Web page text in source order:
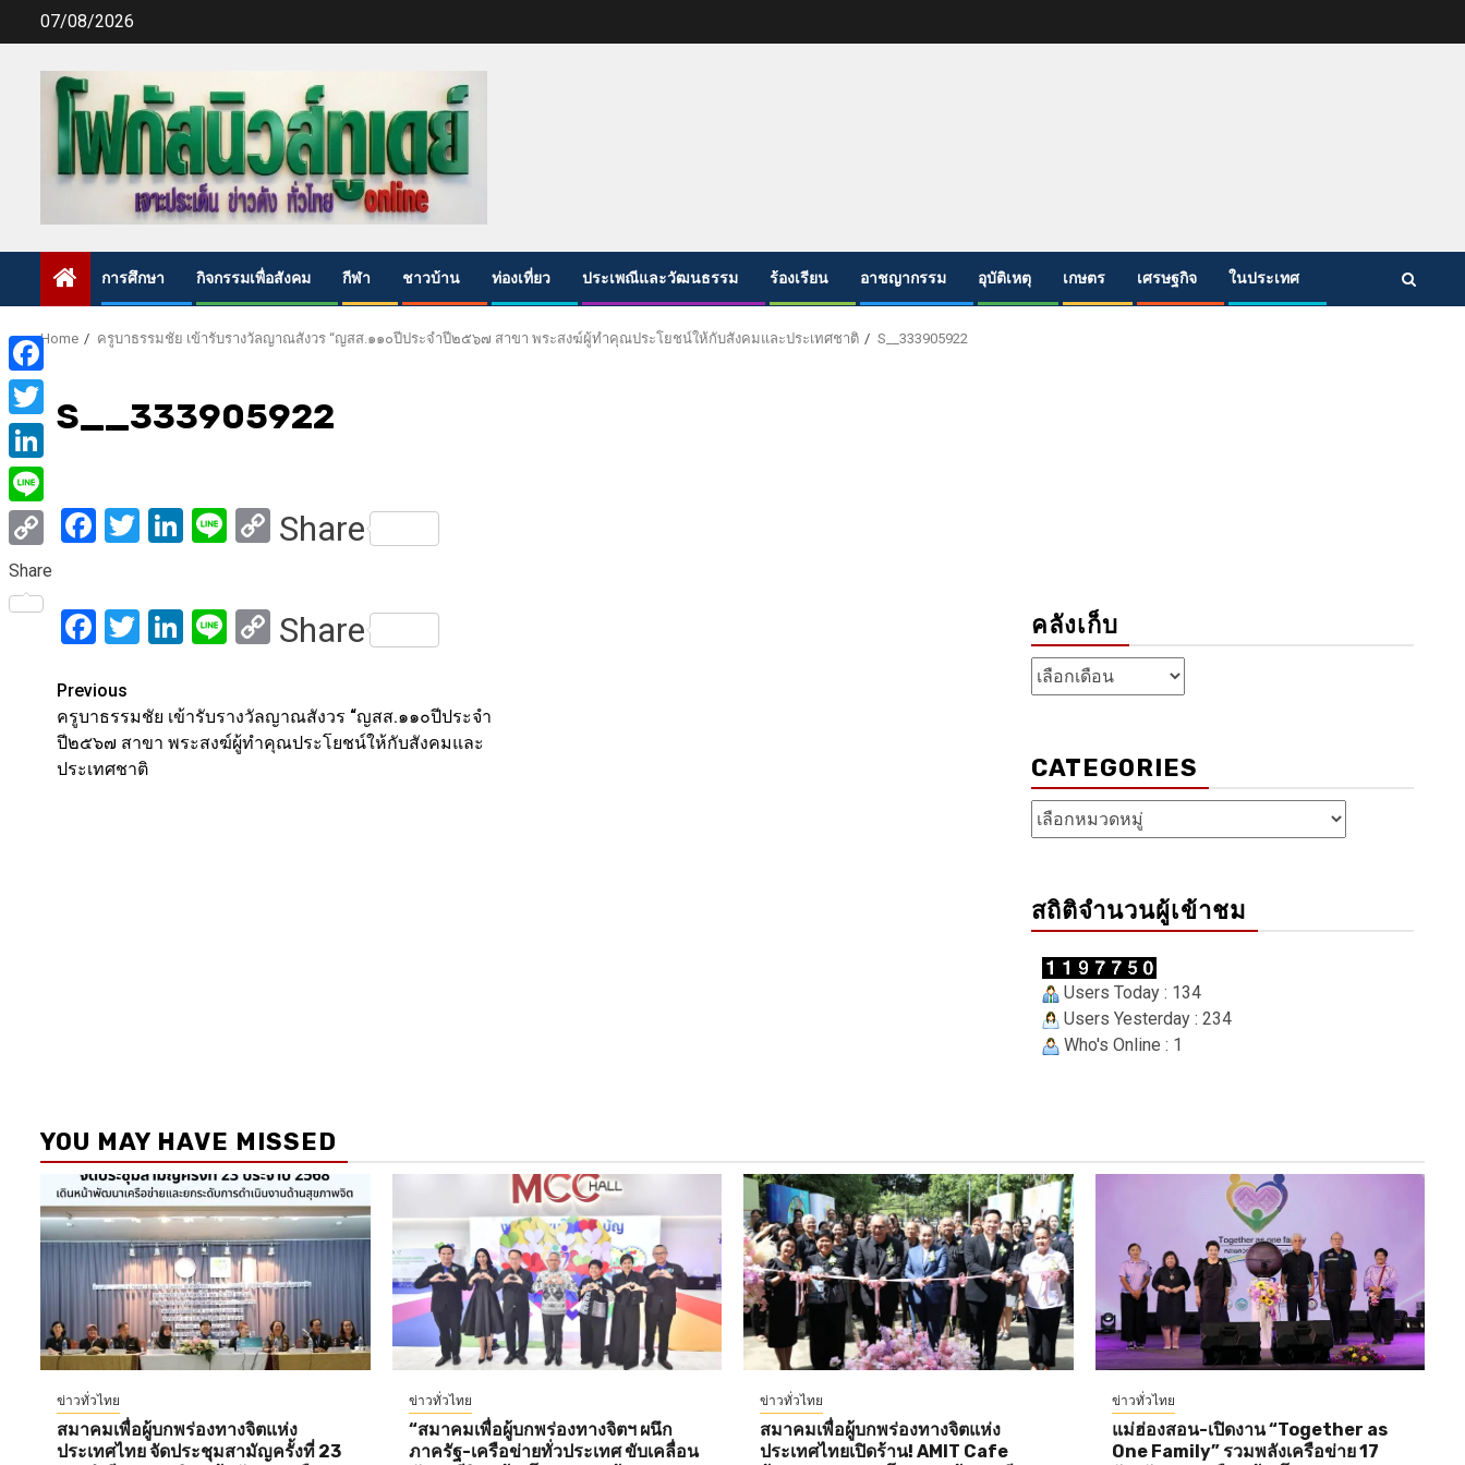
07/08/2026
การศึกษา กิจกรรมเพื่อสังคม กีฬา ชาวบ้าน ท่องเที่ยว ประเพณีและวัฒนธรรม ร้องเรียน อาชญากรรม อุบัติเหตุ เกษตร เศรษฐกิจ ในประเทศ
Home ครูบาธรรมชัย เข้ารับรางวัลญาณสังวร “ญสส.๑๑๐ปีประจำปี๒๕๖๗ สาขา พระสงฆ์ผู้ทำคุณประโยชน์ให้กับสังคมและประเทศชาติ S__333905922
S__333905922
Facebook
Twitter
LinkedIn
LineCopy
Share
Facebook
Twitter
LinkedIn
LineCopy
Share
Post
navigation
Previous
ครูบาธรรมชัย เข้ารับรางวัลญาณสังวร “ญสส.๑๑๐ปีประจำ
ปี๒๕๖๗ สาขา พระสงฆ์ผู้ทำคุณประโยชน์ให้กับสังคมและ
ประเทศชาติ
คลังเก็บ
คลัง
เก็บ
CATEGORIES
Categories
สถิติจำนวนผู้เข้าชม
Users Today : 134
Users Yesterday : 234
Who's Online : 1
YOU MAY HAVE MISSED
ข่าวทั่วไทย
สมาคมเพื่อผู้บกพร่องทางจิตแห่ง
ประเทศไทย จัดประชุมสามัญครั้งที่ 23
ข่าวทั่วไทย
“สมาคมเพื่อผู้บกพร่องทางจิตฯ ผนึก
ภาครัฐ-เครือข่ายทั่วประเทศ ขับเคลื่อน
ข่าวทั่วไทย
สมาคมเพื่อผู้บกพร่องทางจิตแห่ง
ประเทศไทยเปิดร้าน! AMIT Cafe
ข่าวทั่วไทย
แม่ฮ่องสอน-เปิดงาน “Together as
One Family” รวมพลังเครือข่าย 17
Facebook
Twitter
LinkedIn
Line
Copy
Link
Share